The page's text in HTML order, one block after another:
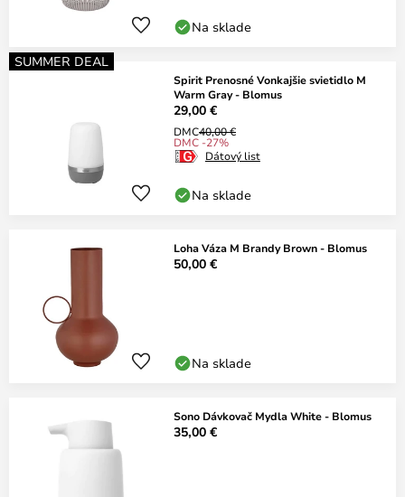
Na sklade
SUMMER DEAL
Spirit Prenosné Vonkajšie svietidlo M
Warm Gray - Blomus
29,00 €
DMC40,00 €
DMC -27%
Dátový list
Na sklade
Loha Váza M Brandy Brown - Blomus
50,00 €
Na sklade
Sono Dávkovač Mydla White - Blomus
35,00 €